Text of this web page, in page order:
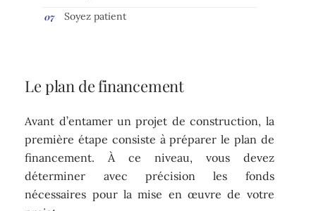
Soyez patient
Le plan de financement
Avant d’entamer un projet de construction, la
première étape consiste à préparer le plan de
financement. À ce niveau, vous devez
déterminer avec précision les fonds
nécessaires pour la mise en œuvre de votre